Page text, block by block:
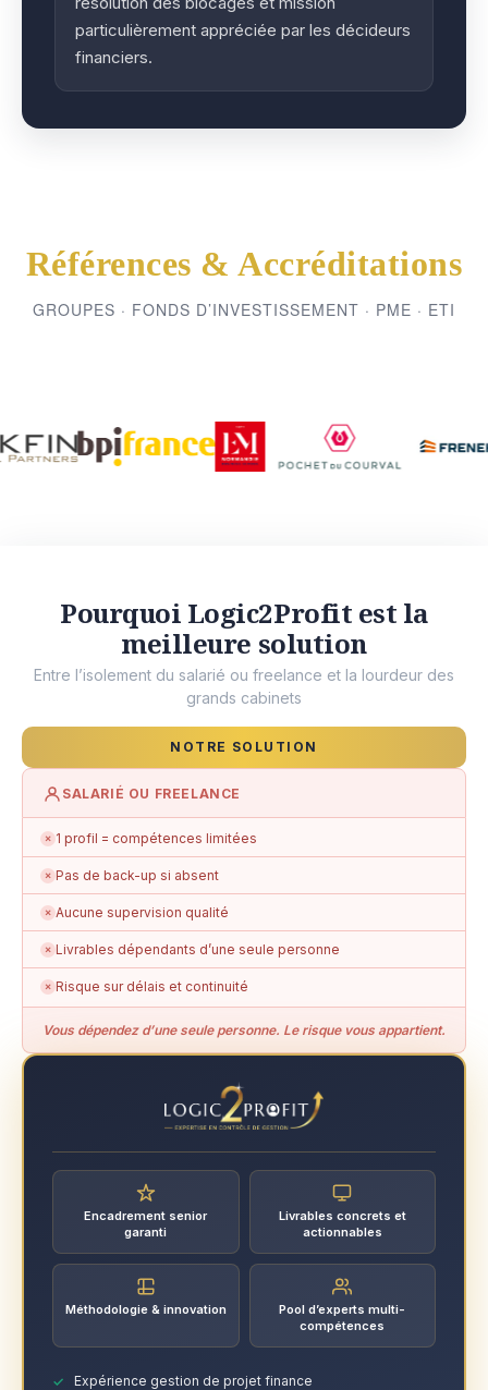
particulièrement appréciée par les décideurs
financiers.
Références & Accréditations
GROUPES · FONDS D’INVESTISSEMENT · PME · ETI
Pourquoi Logic2Profit est la
meilleure solution
Entre l’isolement du salarié ou freelance et la lourdeur des
grands cabinets
NOTRE SOLUTION
SALARIÉ OU FREELANCE
✗ 1 profil = compétences limitées
✗ Pas de back-up si absent
✗ Aucune supervision qualité
✗ Livrables dépendants d’une seule personne
✗ Risque sur délais et continuité
Vous dépendez d’une seule personne. Le risque vous appartient.
Encadrement senior
garanti
Livrables concrets et
actionnables
Méthodologie & innovation
Pool d’experts multi-
compétences
Expérience gestion de projet finance